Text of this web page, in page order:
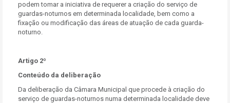
podem tomar a iniciativa de requerer a criação do serviço de
guardas-noturnos em determinada localidade, bem como a
fixação ou modificação das áreas de atuação de cada guarda-
noturno.
Artigo 2º
Conteúdo da deliberação
Da deliberação da Câmara Municipal que procede à criação do
serviço de guardas-noturnos numa determinada localidade deve